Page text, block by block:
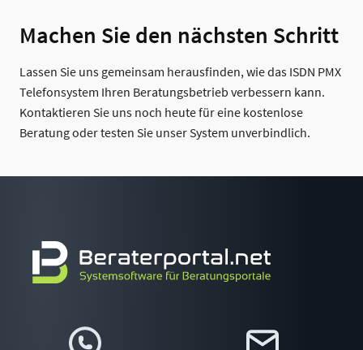
Machen Sie den nächsten Schritt
Lassen Sie uns gemeinsam herausfinden, wie das ISDN PMX
Telefonsystem Ihren Beratungsbetrieb verbessern kann.
Kontaktieren Sie uns noch heute für eine kostenlose
Beratung oder testen Sie unser System unverbindlich.